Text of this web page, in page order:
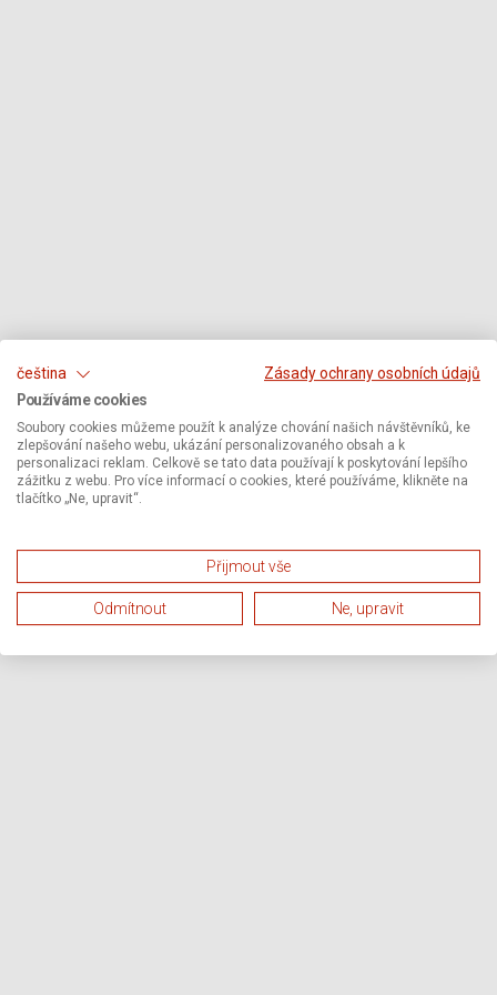
čeština
Zásady ochrany osobních údajů
Používáme cookies
Soubory cookies můžeme použít k analýze chování našich návštěvníků, ke
zlepšování našeho webu, ukázání personalizovaného obsah a k
personalizaci reklam. Celkově se tato data používají k poskytování lepšího
zážitku z webu. Pro více informací o cookies, které používáme, klikněte na
tlačítko „Ne, upravit“.
Přijmout vše
Odmítnout Ne, upravit